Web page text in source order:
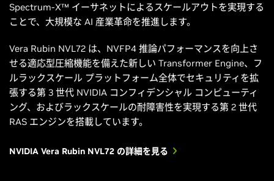
Spectrum-X™ イーサネットによるスケールアウトを実現する
ことで、大規模な AI 産業革命を推進します。
Vera Rubin NVL72 は、NVFP4 推論パフォーマンスを向上さ
せる適応型圧縮機能を備えた新しい Transformer Engine、フ
ルラックスケール プラットフォーム全体でセキュリティを拡
張する第 3 世代 NVIDIA コンフィデンシャル コンピューティ
ング、およびラックスケールの耐障害性を実現する第 2 世代
RAS エンジンを搭載しています。
NVIDIA Vera Rubin NVL72 の詳細を見る